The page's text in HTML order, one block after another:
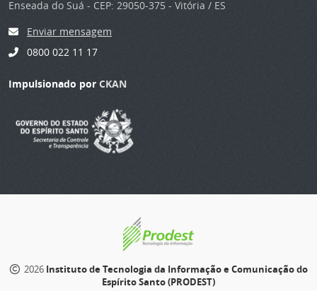
Enseada do Suá - CEP: 29050-375 - Vitória / ES
Enviar mensagem
0800 022 11 17
Impulsionado por CKAN
2026 Instituto de Tecnologia da Informação e Comunicação do
Espírito Santo (PRODEST)